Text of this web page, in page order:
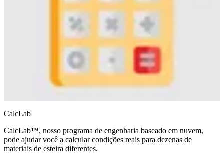
CalcLab
CalcLab™, nosso programa de engenharia baseado em nuvem,
pode ajudar você a calcular condições reais para dezenas de
materiais de esteira diferentes.